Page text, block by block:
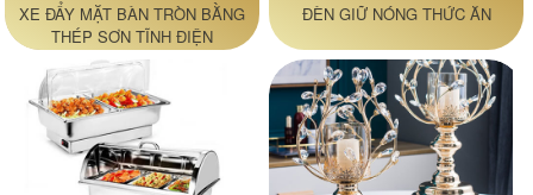
XE ĐẨY MẶT BÀN TRÒN BẰNG
THÉP SƠN TĨNH ĐIỆN
ĐÈN GIỮ NÓNG THỨC ĂN